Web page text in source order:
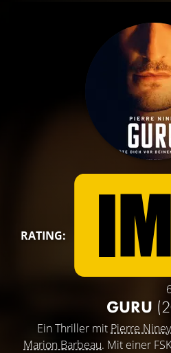
RATING:
GURU
Ein Thriller mit Pierre Niney
Marion Barbeau. Mit einer